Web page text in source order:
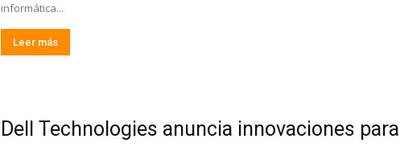
informática...
Leer más
Dell Technologies anuncia innovaciones